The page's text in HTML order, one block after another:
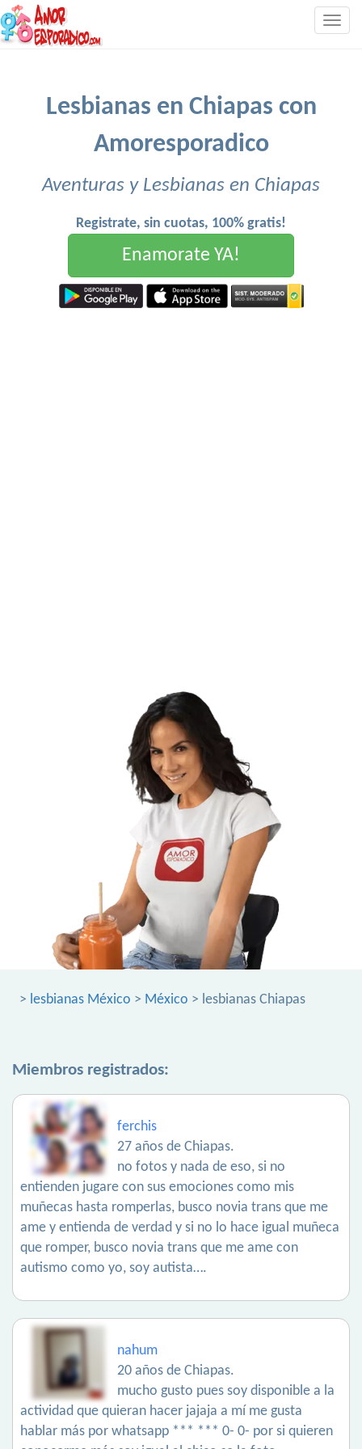
Lesbianas en Chiapas con
Amoresporadico
Aventuras y Lesbianas en Chiapas
Registrate, sin cuotas, 100% gratis!
Enamorate YA!
> lesbianas México > México > lesbianas Chiapas
Miembros registrados:
ferchis
27 años de Chiapas.
no fotos y nada de eso, si no
entienden jugare con sus emociones como mis
muñecas hasta romperlas, busco novia trans que me
ame y entienda de verdad y si no lo hace igual muñeca
que romper, busco novia trans que me ame con
autismo como yo, soy autista….
nahum
20 años de Chiapas.
mucho gusto pues soy disponible a la
actividad que quieran hacer jajaja a mí me gusta
hablar más por whatsapp *** *** 0- 0- por si quieren